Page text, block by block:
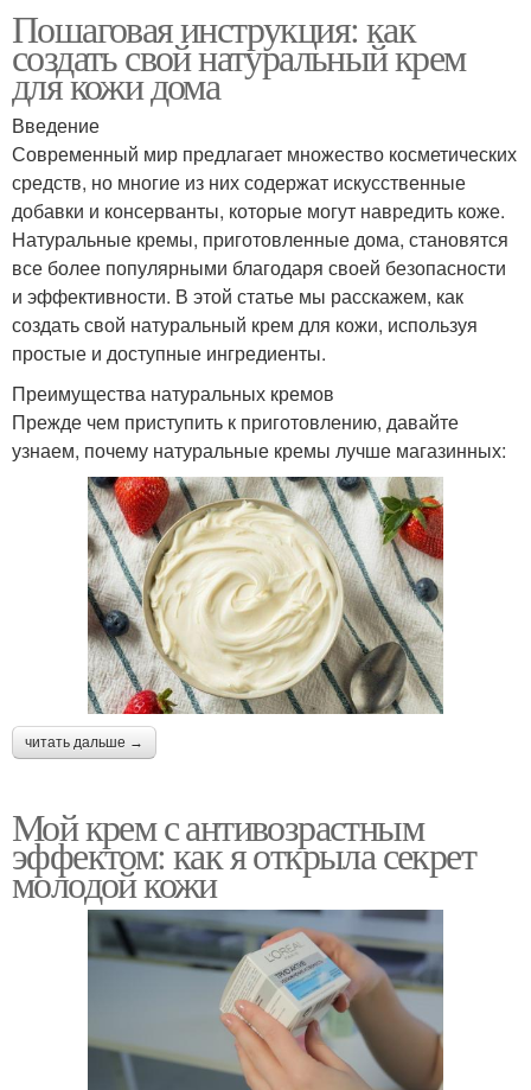
Пошаговая инструкция: как
создать свой натуральный крем
для кожи дома
Введение
Современный мир предлагает множество косметических
средств, но многие из них содержат искусственные
добавки и консерванты, которые могут навредить коже.
Натуральные кремы, приготовленные дома, становятся
все более популярными благодаря своей безопасности
и эффективности. В этой статье мы расскажем, как
создать свой натуральный крем для кожи, используя
простые и доступные ингредиенты.
Преимущества натуральных кремов
Прежде чем приступить к приготовлению, давайте
узнаем, почему натуральные кремы лучше магазинных:
читать дальше →
Мой крем с антивозрастным
эффектом: как я открыла секрет
молодой кожи